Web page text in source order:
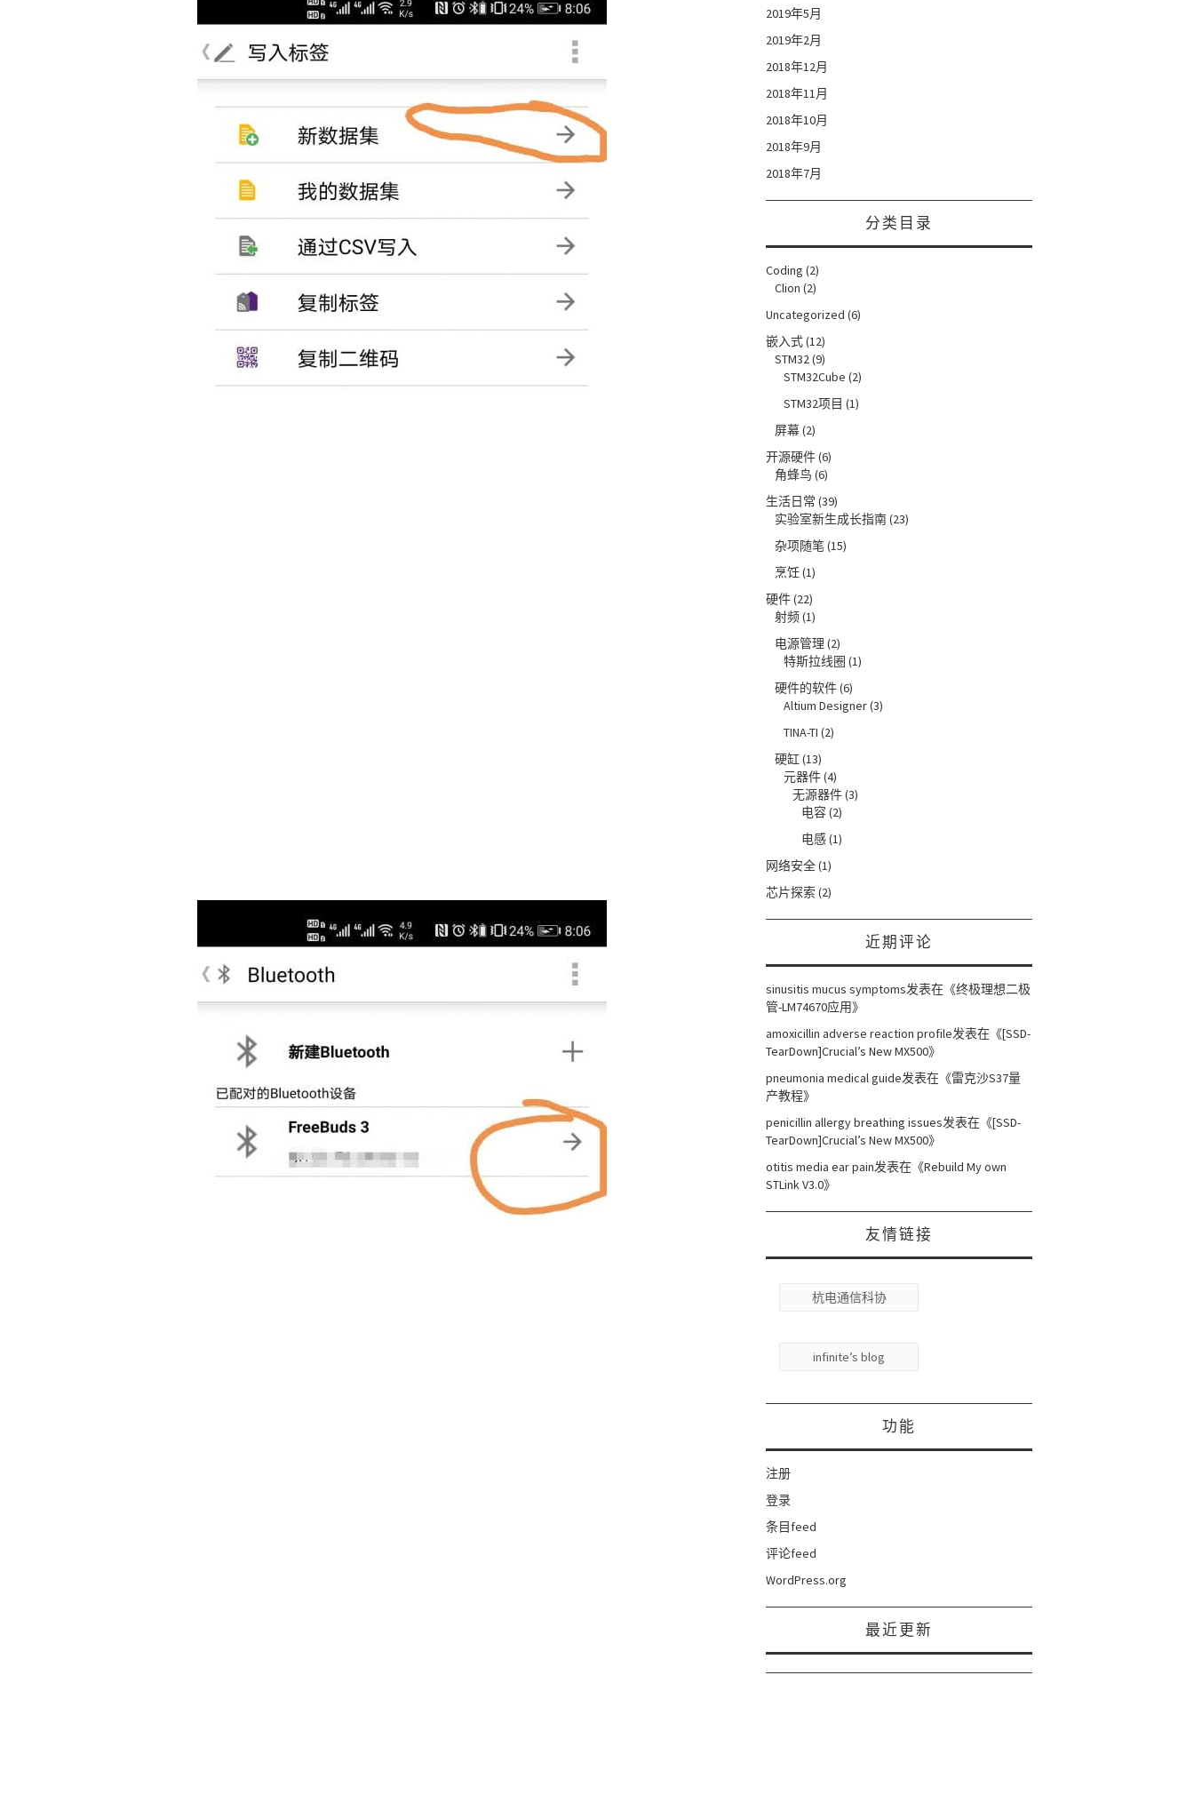
2019年5月
2019年2月
2018年12月
2018年11月
2018年10月
2018年9月
2018年7月
分类目录
Coding (2)
Clion (2)
Uncategorized (6)
嵌入式(12)
STM32(9)
STM32Cube (2)
STM32项目 (1)
屏幕(2)
开源硬件(6)
角蜂鸟 (6)
生活日常 (39)
实验室新生成长指南(23)
杂项随笔(15)
烹饪(1)
硬件(22)
射频(1)
电源管理 (2)
特斯拉线圈 (1)
硬件的软件(6)
Altium Designer(3)
TINA-TI (2)
硬缸(13)
元器件(4)
无源器件(3)
电容(2)
电感(1)
网络安全(1)
芯片探索 (2)
近期评论
sinusitis mucus symptoms发表在《终极理想二极
管-LM74670应用》
amoxicillin adverse reaction profile发表在《[SSD-
TearDown]Crucial’s New MX500》
pneumonia medical guide发表在《雷克沙S37量
产教程》
penicillin allergy breathing issues发表在《[SSD-
TearDown]Crucial’s New MX500》
otitis media ear pain发表在《Rebuild My own
STLink V3.0》
友情链接
杭电通信科协
infinite’s blog
功能
注册
登录
条目feed
评论feed
WordPress.org
最近更新